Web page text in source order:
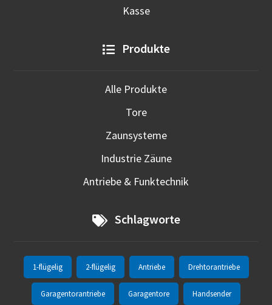
Kasse
Produkte
Alle Produkte
Tore
Zaunsysteme
Industrie Zäune
Antriebe & Funktechnik
Schlagworte
1-flügelig 2-flügelig Antriebe Drehtorantriebe
Garagentorantriebe Garagentore Handsender